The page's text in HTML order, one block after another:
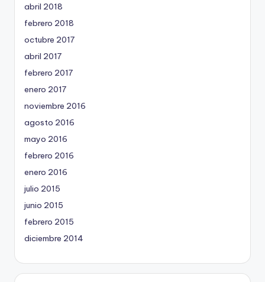
abril 2018
febrero 2018
octubre 2017
abril 2017
febrero 2017
enero 2017
noviembre 2016
agosto 2016
mayo 2016
febrero 2016
enero 2016
julio 2015
junio 2015
febrero 2015
diciembre 2014